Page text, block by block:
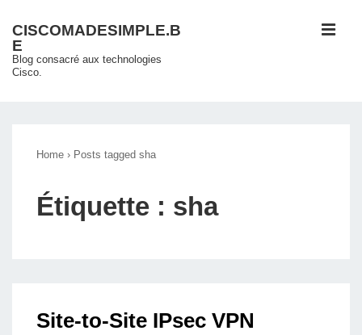
passer
au
contenu
CISCOMADESIMPLE.B
E
Blog consacré aux technologies
Cisco.
Home › Posts tagged sha
Étiquette : sha
Site-to-Site IPsec VPN